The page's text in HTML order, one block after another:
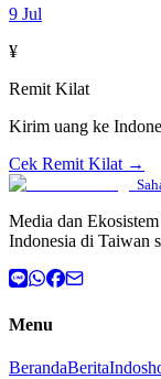
9 Jul
¥
Remit Kilat
Kirim uang ke
Cek Remit Kilat →
Media dan
Indonesia di Taiwan
Menu
BerandaBerita